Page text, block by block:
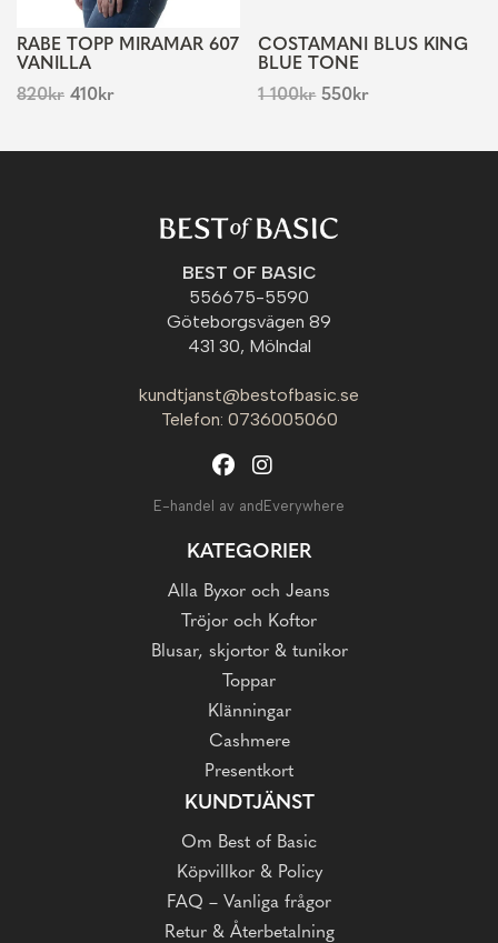
RABE TOPP MIRAMAR 607
VANILLA
820kr 410kr
COSTAMANI BLUS KING
BLUE TONE
1 100kr 550kr
BEST OF BASIC
556675-5590
Göteborgsvägen 89
431 30, Mölndal
kundtjanst@bestofbasic.se
Telefon: 0736005060
E-handel av andEverywhere
KATEGORIER
Alla Byxor och Jeans
Tröjor och Koftor
Blusar, skjortor & tunikor
Toppar
Klänningar
Cashmere
Presentkort
KUNDTJÄNST
Om Best of Basic
Köpvillkor & Policy
FAQ – Vanliga frågor
Retur & Återbetalning